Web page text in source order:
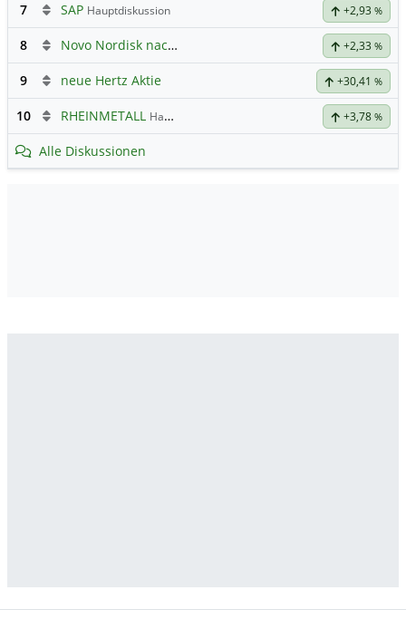
7 SAP Hauptdiskussion +2,93 %
8 Novo Nordisk nach Split +2,33 %
9 neue Hertz Aktie +30,41 %
10 RHEINMETALL Hauptdiskussion +3,78 %
Alle Diskussionen